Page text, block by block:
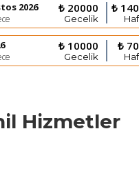
2026 ₺ 20000
Gecelik
₺
₺ 10000
Gecelik
₺
Hizmetler